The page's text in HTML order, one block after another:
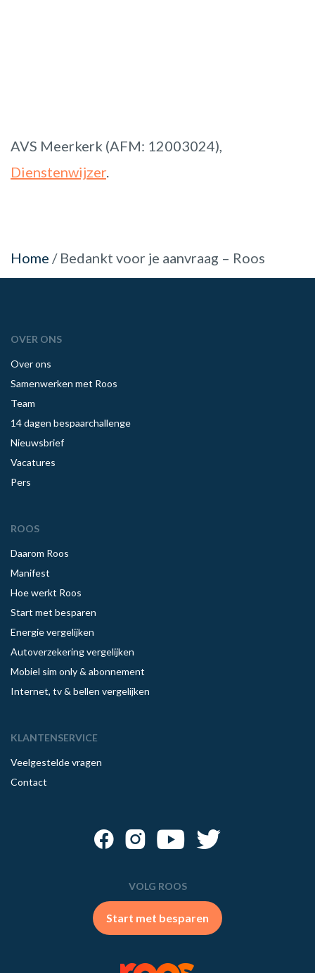
AVS Meerkerk (AFM: 12003024),
Dienstenwijzer.
Home / Bedankt voor je aanvraag – Roos
OVER ONS
Over ons
Samenwerken met Roos
Team
14 dagen bespaarchallenge
Nieuwsbrief
Vacatures
Pers
ROOS
Daarom Roos
Manifest
Hoe werkt Roos
Start met besparen
Energie vergelijken
Autoverzekering vergelijken
Mobiel sim only & abonnement
Internet, tv & bellen vergelijken
KLANTENSERVICE
Veelgestelde vragen
Contact
VOLG ROOS
Start met besparen